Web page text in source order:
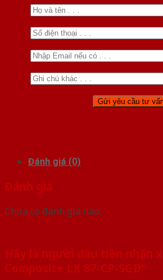
Đánh giá (0)
Đánh giá
Chưa có đánh giá nào.
Hãy là người đầu tiên nhận
Composite LX 87-CP-SGD”